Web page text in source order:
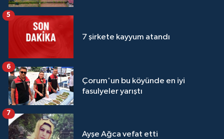
7 şirkete kayyum atandı
5
Çorum'un bu köyünde en iyi
fasulyeler yarıştı
6
Ayşe Ağca vefat etti
7